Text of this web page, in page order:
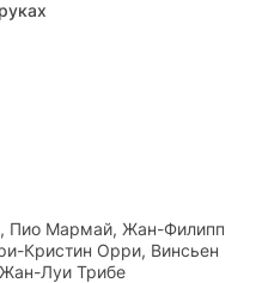
Пио Мармай, Жан-Филипп
Кристин Орри, Винсьен
Луи Трибе